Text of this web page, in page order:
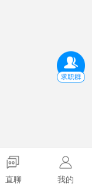
直聊 我的